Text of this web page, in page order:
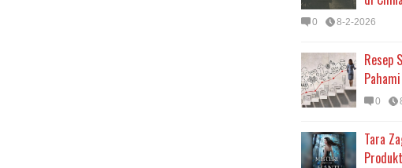
0 8-2-2026
Resep
0
Tara